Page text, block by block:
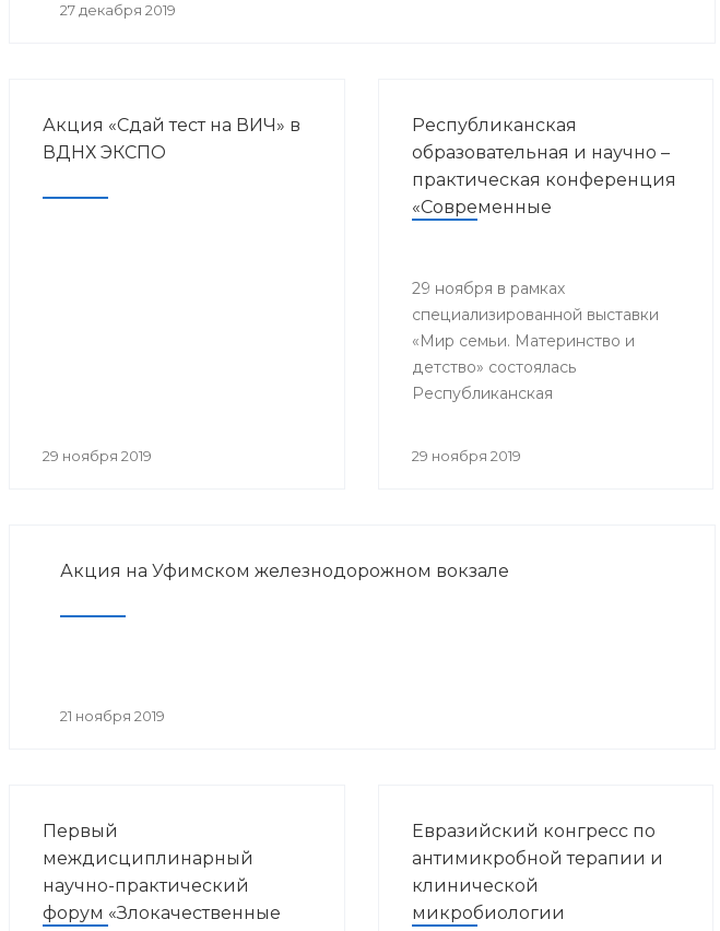
27 декабря 2019
Акция «Сдай тест на ВИЧ» в
ВДНХ ЭКСПО
29 ноября 2019
Республиканская
образовательная и научно –
практическая конференция
«Современные
медицинской
реабилитации»
29 ноября в рамках
специализированной выставки
«Мир семьи. Материнство и
детство» состоялась
Республиканская
практическая конференция
29 ноября 2019
Акция на Уфимском железнодорожном вокзале
21 ноября 2019
Первый
междисциплинарный
научно-практический
форум «Злокачественные
Евразийский конгресс по
антимикробной терапии и
клинической
микробиологии